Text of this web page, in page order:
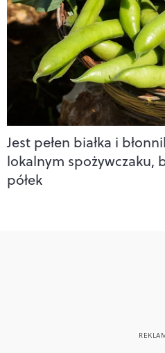
Jest pełen białka i
lokalnym spożywczaku,
półek